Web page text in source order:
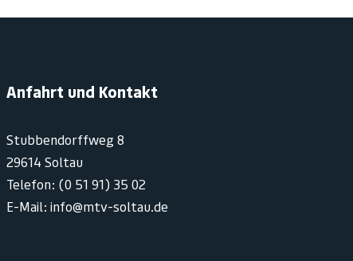
Anfahrt und Kontakt
Stubbendorffweg 8
29614 Soltau
Telefon: (0 51 91) 35 02
E-Mail: info@mtv-soltau.de